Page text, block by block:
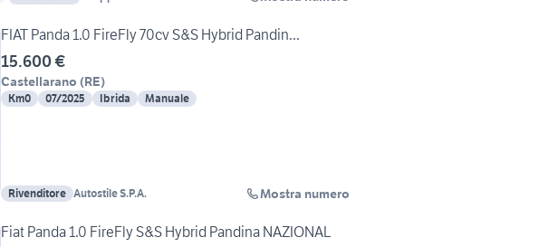
FIAT Panda 1.0 FireFly 70cv S&S Hybrid Pandin...
15.600 €
Castellarano (RE)
Km0 07/2025 Ibrida Manuale
Rivenditore Autostile S.P.A. Mostra numero
Fiat Panda 1.0 FireFly S&S Hybrid Pandina NAZIONAL